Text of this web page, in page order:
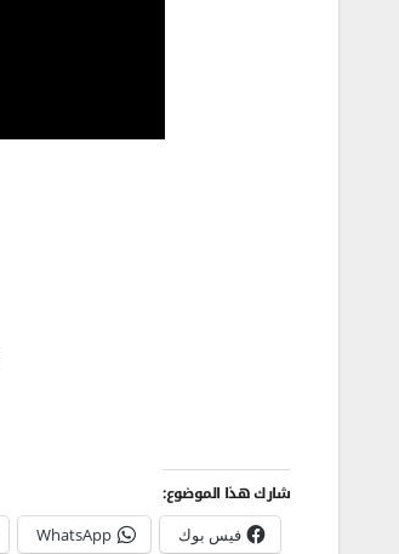
شارك هذا الموضوع:
فيس بوك WhatsApp